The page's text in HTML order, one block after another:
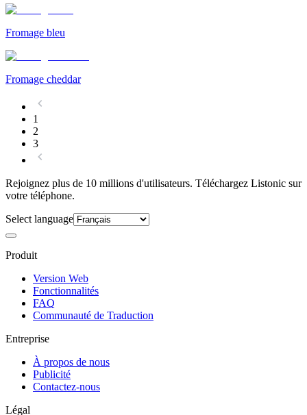
Fromage bleu
Fromage cheddar
1
2
3
Rejoignez plus de 10 millions d'utilisateurs. Téléchargez Listonic sur
votre téléphone.
Select language
Produit
Version Web
Fonctionnalités
FAQ
Communauté de Traduction
Entreprise
À propos de nous
Publicité
Contactez-nous
Légal